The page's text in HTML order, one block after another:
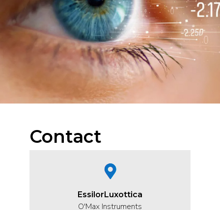
Contact
EssilorLuxottica
O'Max Instruments